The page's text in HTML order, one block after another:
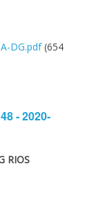
DG.pdf(654
- 2020-
RIOS